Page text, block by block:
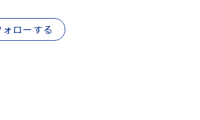
ローする